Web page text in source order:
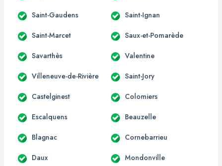
Saint-Gaudens Saint-Ignan
Saint-Marcet Saux-et-Pomarède
Savarthès Valentine
Villeneuve-de-Rivière Saint-Jory
Castelginest Colomiers
Escalquens Beauzelle
Blagnac Cornebarrieu
Daux Mondonville